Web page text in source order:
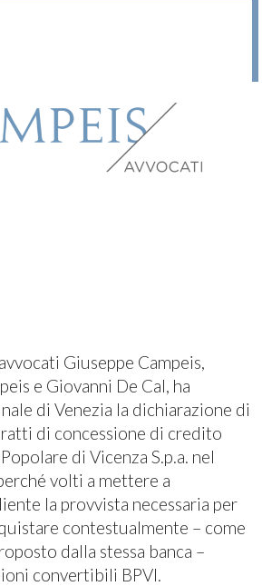
Giuseppe Campeis,
e Giovanni De Cal, ha
di Venezia la dichiarazione di
di concessione di credito
di Vicenza S.p.a. nel
volti a mettere a
la provvista necessaria per
contestualmente – come
dalla stessa banca –
convertibili BPVI.